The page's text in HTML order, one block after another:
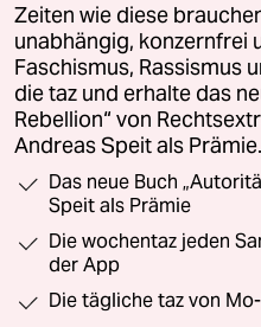
Zeiten wie diese
unabhängig, konzernfrei
Faschismus, Rassismus
die taz und erhalte das
Rebellion“ von
Andreas Speit als Prämie.
Das neue Buch
Speit als Prämie
Die wochentaz jeden
der App
Die tägliche taz von